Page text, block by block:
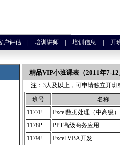
户评估 | 培训讲师 | 培训信息 | 开
精品VIP小班课表（2011年7-
注：3人及以上，可申请独立开
班号
名称
1177E
Excel数据处理（中高级）
1178P
PPT高级商务应用
1179E
Excel VBA开发